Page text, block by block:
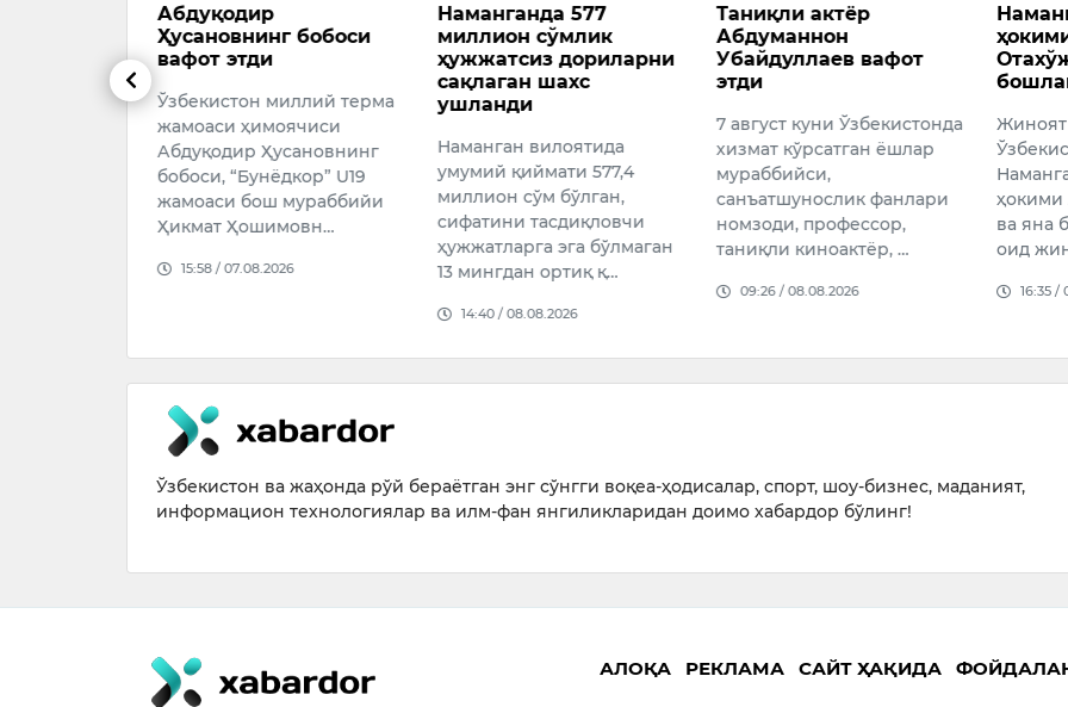
Абдуқодир
Ҳусановнинг бобоси
вафот этди
Ўзбекистон миллий терма
жамоаси ҳимоячиси
Абдуқодир Ҳусановнинг
бобоси, “Бунёдкор” U19
жамоаси бош мураббийи
Ҳикмат Ҳошимовн…
15:58 / 07.08.2026
Наманганда 577
миллион сўмлик
ҳужжатсиз дориларни
сақлаган шахс
ушланди
Наманган вилоятида
умумий қиймати 577,4
миллион сўм бўлган,
сифатини тасдиқловчи
ҳужжатларга эга бўлмаган
13 мингдан ортиқ қ…
14:40 / 08.08.2026
Таниқли актёр
Абдуманнон
Убайдуллаев вафот
этди
7 август куни Ўзбекистонда
хизмат кўрсатган ёшлар
мураббийси,
санъатшунослик фанлари
номзоди, профессор,
таниқли киноактёр, …
09:26 / 08.08.2026
Жиноят
ҳокими
ва яна
оид
16:35 /
Ўзбекистон ва жаҳонда рўй бераётган энг сўнгги воқеа-ҳодисалар, спорт, шоу-бизнес, маданият,
информацион технологиялар ва илм-фан янгиликларидан доимо хабардор бўлинг!
АЛОҚА РЕКЛАМА САЙТ ҲАҚИДА